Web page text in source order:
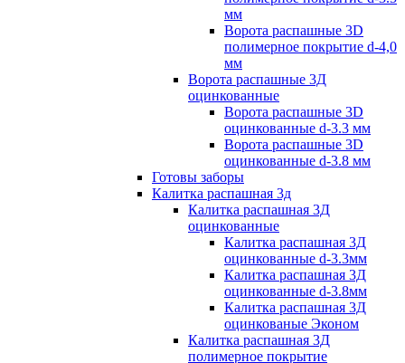
мм
Ворота распашные 3D
полимерное покрытие d-4,0
мм
Ворота распашные 3Д
оцинкованные
Ворота распашные 3D
оцинкованные d-3.3 мм
Ворота распашные 3D
оцинкованные d-3.8 мм
Готовы заборы
Калитка распашная 3д
Калитка распашная 3Д
оцинкованные
Калитка распашная 3Д
оцинкованные d-3.3мм
Калитка распашная 3Д
оцинкованные d-3.8мм
Калитка распашная 3Д
оцинкованые Эконом
Калитка распашная 3Д
полимерное покрытие